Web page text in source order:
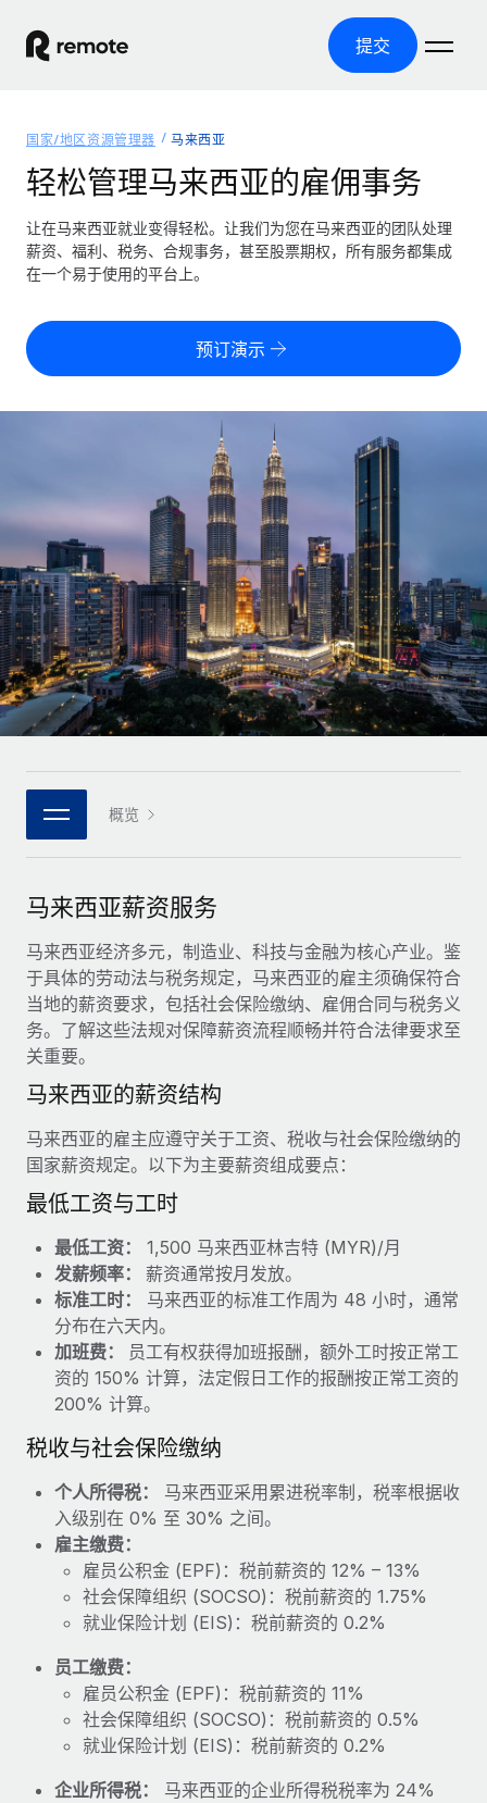
提交
产品
全球招聘
全球薪资管理
轻松运行合规薪资
零实体成本实现全球扩张
全球合同工入职与管理
PEO
外包复杂雇佣任务
基础设施
Remote Embedded
将人力资源无缝融入工作流程
团队的内置核心人力资源功能
连接 新的
使用我们的 MCP 将任何人工智能工具与 Remote 平台相连
借助核心业务工具简化流程
服务
咨询专家
获得全球人力资源与合规方面的专家帮助
背景调查
合规守望台
防范合规风险
设备管理
在全球范围内配置和跟踪 IT 设备
实体设立
快速建立合规实体
人员调配与搬迁
轻松搬迁员工
轻松管理员工福利
覆盖全球
美国各州浏览器
成长阶段
初创企业
为成长型企业量身打造的全球敏捷型人力资源与薪资解决方案
中型市场
通过定制化人力资源解决方案扩展团队
企业
与我们携手合作
战略技术合作伙伴
与我们共探合作机遇
Remote Build 即将推出
集成与人工智能自动化咨询
案例研究
资源
工具与计算器
误分类风险计算工具
计算任何国家的员工总成本
合同工薪酬结算计算器
探索全球合同工的结算货币选项与结算速度
通过 REMOTE 学习
研究与指引
案例研究
人力资源术语表
核对表和模板
职位描述库
网络研讨会
活动
新闻室
薪金与人才洞察
洞察中心
获得支持
查看全部资源
博客
Why owned entities are key to maintaining
EOR compliance
As the global workforce continues to expand in response
to the demands of today’s labor market, the...
了解更多
What a Workday global payroll implementation
Most teams hear "payroll implementation" and picture a
six-month project with a dedicated team....
了解更多
定价
中文（简体）
Nederlands
Français
Deutsch
Español
Italiano
Português (Portugal)
日本語
한국어
中文（简体）
登录
国家/地区资源管理器 马来西亚
轻松管理马来西亚的雇佣事务
让在马来西亚就业变得轻松。让我们为您在马来西亚的团队处理
薪资、福利、税务、合规事务，甚至股票期权，所有服务都集成
在一个易于使用的平台上。
预订演示
概览
马来西亚薪资服务
马来西亚经济多元，制造业、科技与金融为核心产业。鉴
于具体的劳动法与税务规定，马来西亚的雇主须确保符合
当地的薪资要求，包括社会保险缴纳、雇佣合同与税务义
务。了解这些法规对保障薪资流程顺畅并符合法律要求至
关重要。
马来西亚的薪资结构
马来西亚的雇主应遵守关于工资、税收与社会保险缴纳的
国家薪资规定。以下为主要薪资组成要点：
最低工资与工时
最低工资：
1,500 马来西亚林吉特 (MYR)/月
发薪频率： 薪资通常按月发放。
标准工时：
马来西亚的标准工作周为 48 小时，通常
分布在六天内。
加班费： 员工有权获得加班报酬，额外工时按正常工
资的 150% 计算，法定假日工作的报酬按正常工资的
200% 计算。
税收与社会保险缴纳
个人所得税：
马来西亚采用累进税率制，税率根据收
入级别在 0% 至 30% 之间。
雇主缴费：
雇员公积金 (EPF)：税前薪资的 12% – 13%
社会保障组织 (SOCSO)：税前薪资的 1.75%
就业保险计划 (EIS)：税前薪资的 0.2%
员工缴费：
雇员公积金 (EPF)：税前薪资的 11%
社会保障组织 (SOCSO)：税前薪资的 0.5%
就业保险计划 (EIS)：税前薪资的 0.2%
企业所得税：
马来西亚的企业所得税税率为 24%